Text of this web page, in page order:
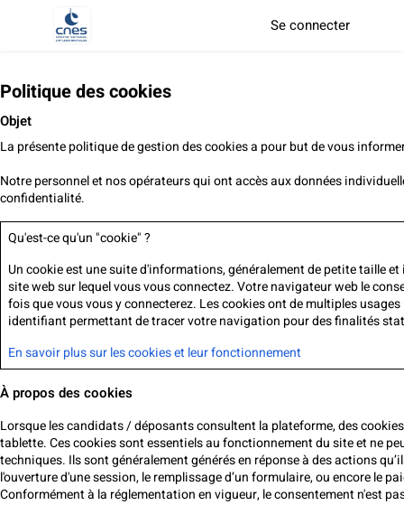
Se connecter
Politique des cookies
Objet
La présente politique de gestion des cookies a pour but de vous
Notre personnel et nos opérateurs qui ont accès aux données
confidentialité.
Qu'est-ce qu'un "cookie" ?
Un cookie est une suite d'informations, généralement de petite taille
site web sur lequel vous vous connectez. Votre navigateur web le
fois que vous vous y connecterez. Les cookies ont de multiples
identifiant permettant de tracer votre navigation pour des finalités
En savoir plus sur les cookies et leur fonctionnement
À propos des cookies
Lorsque les candidats / déposants consultent la plateforme, des
tablette. Ces cookies sont essentiels au fonctionnement du site et ne
techniques. Ils sont généralement générés en réponse à des actions
l'ouverture d'une session, le remplissage d’un formulaire, ou encore le
Conformément à la réglementation en vigueur, le consentement n'est